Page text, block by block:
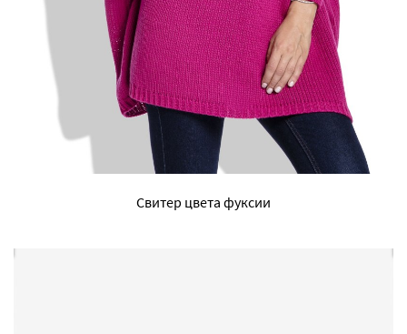
Свитер цвета фуксии